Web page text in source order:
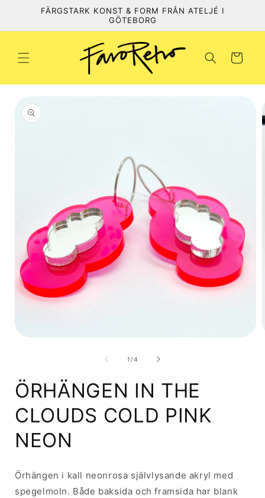
vidare
innehåll
FÄRGSTARK KONST & FORM FRÅN ATELJÉ I
GÖTEBORG
Varukorg
1 /av
4
ÖRHÄNGEN IN THE
CLOUDS COLD PINK
NEON
Örhängen i kall neonrosa självlysande akryl med
spegelmoln. Både baksida och framsida har blank